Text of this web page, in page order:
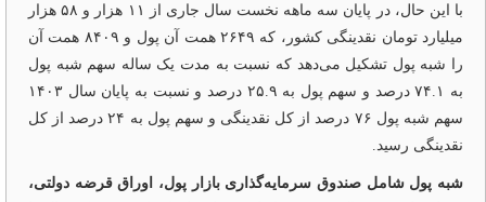
با این حال، در پایان سه ماهه نخست سال جاری از ۱۱ هزار و ۵۸ هزار
میلیارد تومان نقدینگی کشور، که ۲۶۴۹ همت آن پول و ۸۴۰۹ همت آن
را شبه پول تشکیل می‌دهد که نسبت به مدت یک ساله سهم شبه پول
به ۷۴.۱ درصد و سهم پول به ۲۵.۹ درصد و نسبت به پایان سال ۱۴۰۳
سهم شبه پول ۷۶ درصد از کل نقدینگی و سهم پول به ۲۴ درصد از کل
نقدینگی رسید.
شبه پول شامل صندوق سرمایه‌گذاری بازار پول، اوراق قرضه دولتی،